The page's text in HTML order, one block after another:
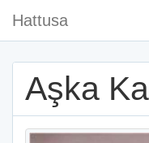
Hattusa
Aşka